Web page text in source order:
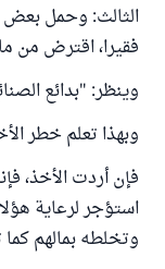
الثالث: وحمل بعض
فقيرا، اقترض من
وينظر: "بدائع
وبهذا تعلم خطر
فإن أردت الأخذ،
استؤجر لرعاية
وتخلطه بمالهم